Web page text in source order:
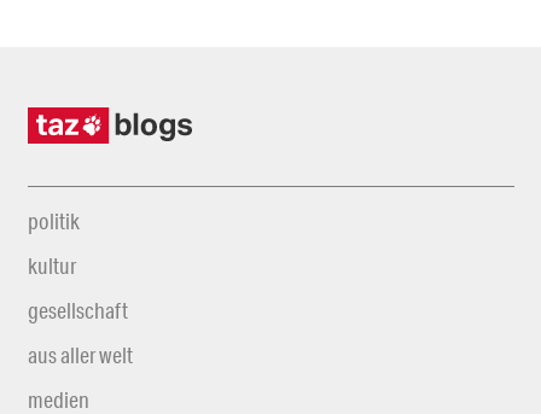
politik
kultur
gesellschaft
aus aller welt
medien